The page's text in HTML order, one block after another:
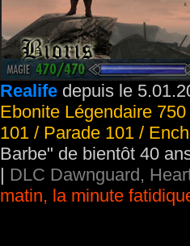
Realife depuis le
Ebonite Légendaire
101 / Parade 101 /
Barbe" de bientôt 40
| DLC Dawnguard,
matin, la minute